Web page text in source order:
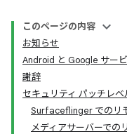
このページの内容
お知らせ
Android と Google サー
謝辞
セキュリティ パッチレ
Surfaceflinger でのリ
メディアサーバーでの